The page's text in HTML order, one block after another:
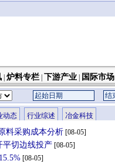
炉料专栏 下游产业 国际市场
动态 行业综述
冶金科技
料采购成本分析 [08-05]
平切边线投产 [08-05]
[08-05]